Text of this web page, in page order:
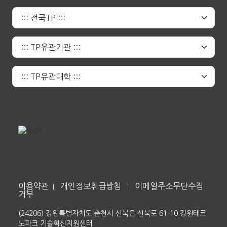
이용약관 개인정보취급방침
이메일주소무단수집
거부
(24206) 강원특별자치도 춘천시 신북읍 신북로 61-10 강원테크
노파크 기술혁신지원센터